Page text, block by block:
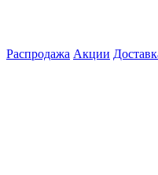
Распродажа Акции